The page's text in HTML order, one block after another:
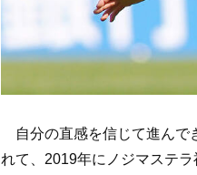
自分の直感を信じて進んで
れて、2019年にノジマステラ